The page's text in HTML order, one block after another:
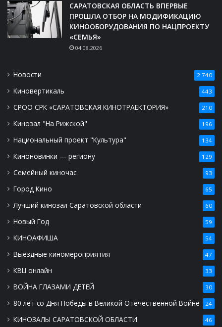
САРАТОВСКАЯ ОБЛАСТЬ ВПЕРВЫЕ
ПРОШЛА ОТБОР НА МОДИФИКАЦИЮ
КИНООБОРУДОВАНИЯ ПО НАЦПРОЕКТУ
«СЕМЬЯ»
04.08.2026
Новости 2 740
Киновертикаль 443
СРОО СРК «САРАТОВСКАЯ КИНОТРАЕКТОРИЯ» 210
Кинозал "На Рижской" 196
Национальный проект "Культура" 134
Киноновинки — региону 129
Семейный киночас 93
Город Кино 65
Лучший кинозал Саратовской области 60
Новый Год 59
КИНОАФИША 54
Выездные киномероприятия 47
КВЦ онлайн 33
ВОЙНА ГЛАЗАМИ ДЕТЕЙ 30
80 лет со Дня Победы в Великой Отечественной Войне 24
КИНОЗАЛЫ САРАТОВСКОЙ ОБЛАСТИ 46